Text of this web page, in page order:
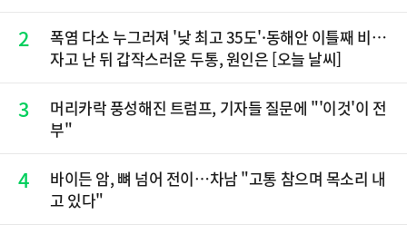
2
폭염 다소 누그러져 '낮 최고 35도'·동해안 이틀째 비…
자고 난 뒤 갑작스러운 두통, 원인은 [오늘 날씨]
3
머리카락 풍성해진 트럼프, 기자들 질문에 "'이것'이 전
부"
4
바이든 암, 뼈 넘어 전이…차남 "고통 참으며 목소리 내
고 있다"